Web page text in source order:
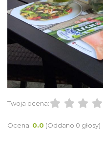
Twoja ocena:
Ocena: 0.0 (Oddano 0 głosy)